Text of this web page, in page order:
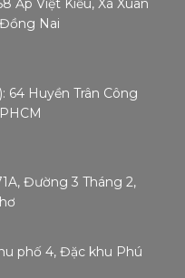
Ấp Việt Kiều, Xã Xuân
Nai
64 Huyền Trân Công
Đường 3 Tháng 2,
phố 4, Đặc khu Phú